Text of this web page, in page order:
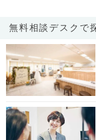
無料相談デスクで